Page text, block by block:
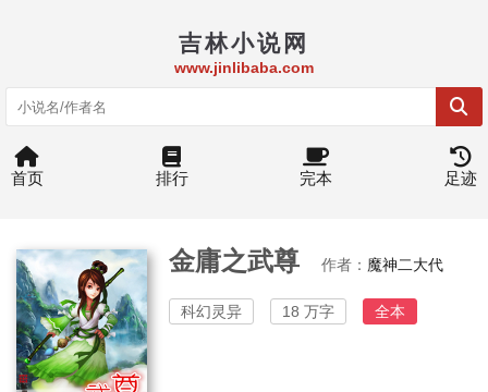
吉林小说网
www.jinlibaba.com
首页 排行 完本 足迹
金庸之武尊 作者： 魔神二大代
科幻灵异 18 万字 全本